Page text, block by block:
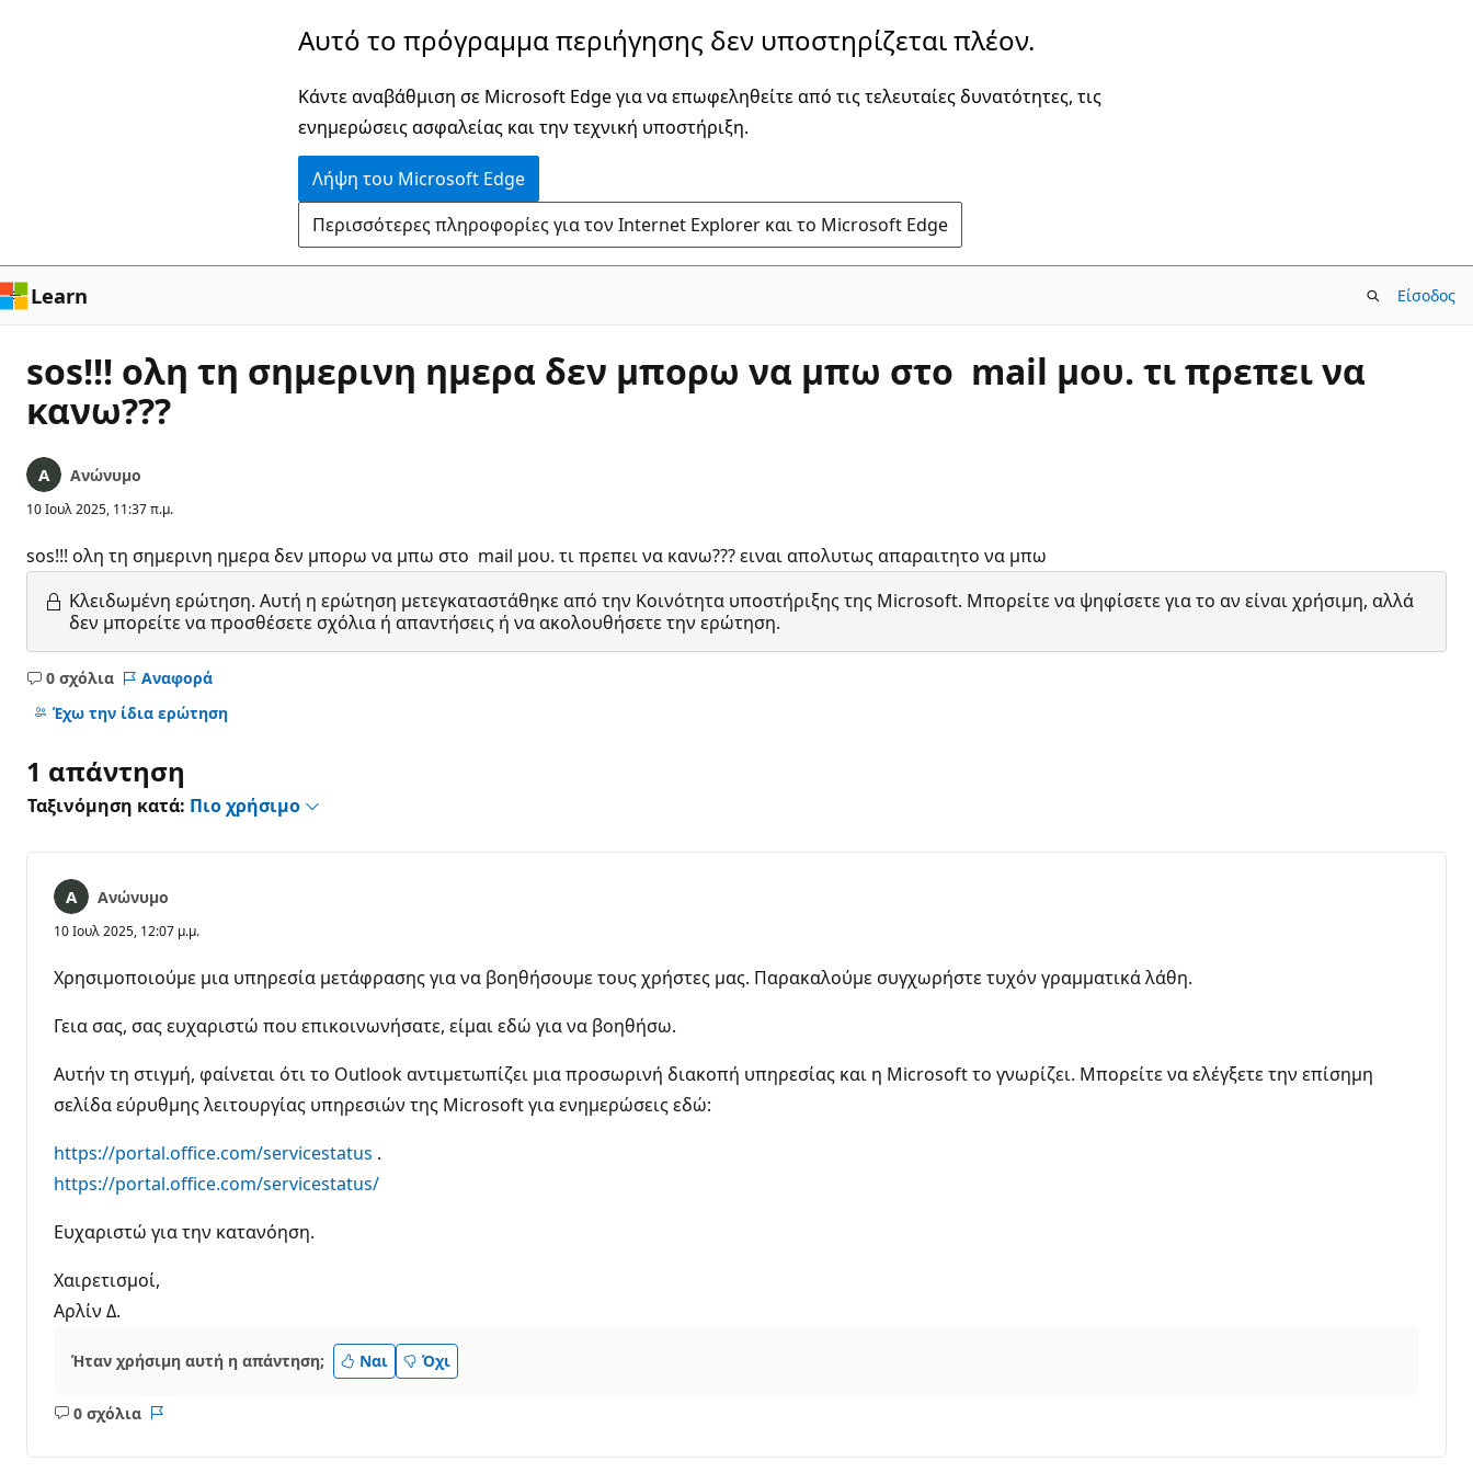
Αυτό το πρόγραμμα περιήγησης δεν υποστηρίζεται πλέον.
Κάντε αναβάθμιση σε Microsoft Edge για να επωφεληθείτε από τις τελευταίες δυνατότητες, τις
ενημερώσεις ασφαλείας και την τεχνική υποστήριξη.
Λήψη του Microsoft Edge
Περισσότερες πληροφορίες για τον Internet Explorer και το Microsoft Edge
Learn Είσοδος
sos!!! ολη τη σημερινη ημερα δεν μπορω να μπω στο mail μου. τι πρεπει να
κανω???
Ανώνυμο
10 Ιουλ 2025, 11:37 π.μ.
sos!!! ολη τη σημερινη ημερα δεν μπορω να μπω στο mail μου. τι πρεπει να κανω??? ειναι απολυτως απαραιτητο να μπω
Κλειδωμένη ερώτηση. Αυτή η ερώτηση μετεγκαταστάθηκε από την Κοινότητα υποστήριξης της Microsoft. Μπορείτε να ψηφίσετε για το αν είναι χρήσιμη, αλλά
δεν μπορείτε να προσθέσετε σχόλια ή απαντήσεις ή να ακολουθήσετε την ερώτηση.
0 σχόλια
Κανένα
σχόλιο
Αναφορά
Έχω την ίδια ερώτηση
1 απάντηση
Ταξινόμηση κατά: Πιο χρήσιμο
Ανώνυμο
10 Ιουλ 2025, 12:07 μ.μ.
Χρησιμοποιούμε μια υπηρεσία μετάφρασης για να βοηθήσουμε τους χρήστες μας. Παρακαλούμε συγχωρήστε τυχόν γραμματικά λάθη.
Γεια σας, σας ευχαριστώ που επικοινωνήσατε, είμαι εδώ για να βοηθήσω.
Αυτήν τη στιγμή, φαίνεται ότι το Outlook αντιμετωπίζει μια προσωρινή διακοπή υπηρεσίας και η Microsoft το γνωρίζει. Μπορείτε να ελέγξετε την επίσημη
σελίδα εύρυθμης λειτουργίας υπηρεσιών της Microsoft για ενημερώσεις εδώ:
https://portal.office.com/servicestatus .
https://portal.office.com/servicestatus/
Ευχαριστώ για την κατανόηση.
Χαιρετισμοί,
Αρλίν Δ.
Ήταν χρήσιμη αυτή η απάντηση; Ναι Όχι
0 σχόλια
Κανένα